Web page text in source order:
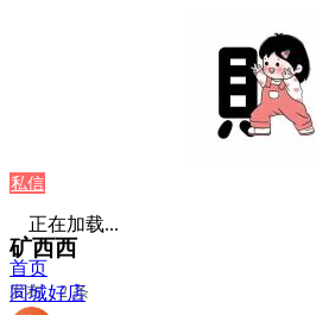
私信
矿西西
发布：2 条
正在加载...
首页
同城好店